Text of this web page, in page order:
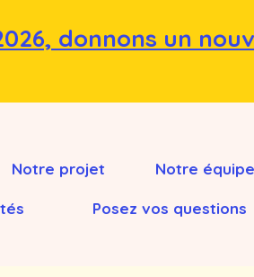
donnons un
Notre projet Notre équipe
Posez vos questions